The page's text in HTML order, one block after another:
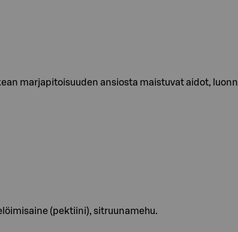
marjapitoisuuden ansiosta maistuvat aidot,
(pektiini), sitruunamehu.